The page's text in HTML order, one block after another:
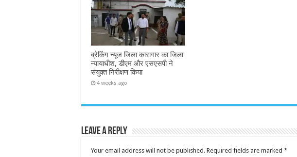
ब्रेकिंग न्यूज जिला कारागार का जिला
न्यायाधीश, डीएम और एसएसपी ने
संयुक्त निरीक्षण किया
4 weeks ago
Leave a Reply
Your email address will not be published. Required fields are marked *